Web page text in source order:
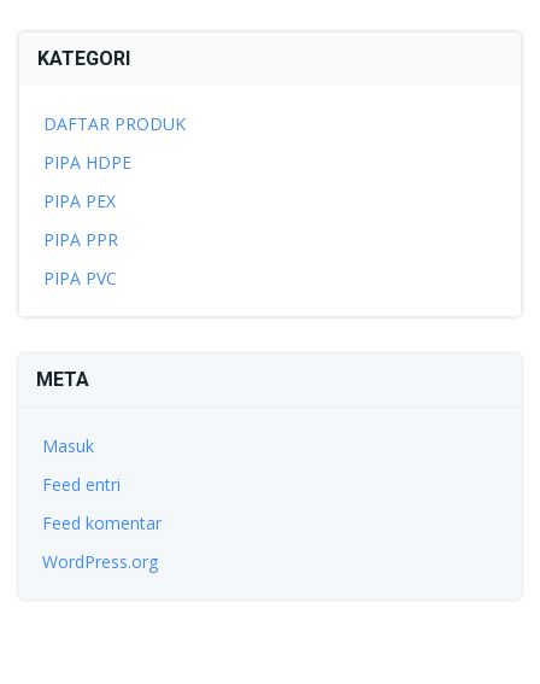
KATEGORI
DAFTAR PRODUK
PIPA HDPE
PIPA PEX
PIPA PPR
PIPA PVC
META
Masuk
Feed entri
Feed komentar
WordPress.org